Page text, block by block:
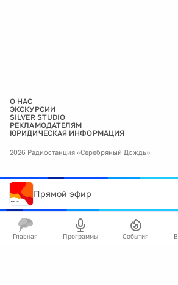
О НАС
ЭКСКУРСИИ
SILVER STUDIO
РЕКЛАМОДАТЕЛЯМ
ЮРИДИЧЕСКАЯ ИНФОРМАЦИЯ
2026 Радиостанция «Серебряный Дождь»
Прямой эфир
Главная Программы События